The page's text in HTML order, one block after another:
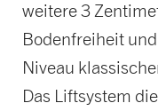
weitere 3
Bodenfreiheit
Niveau
Das Liftsystem